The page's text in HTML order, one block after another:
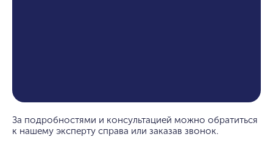
За подробностями и консультацией можно обратиться
к нашему эксперту справа или заказав звонок.